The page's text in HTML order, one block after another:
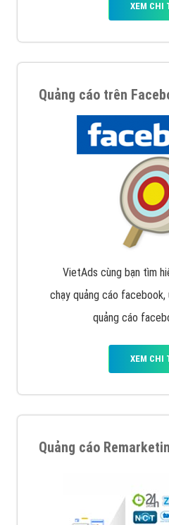
XEM CHI
Quảng cáo trên
VietAds cùng bạn tìm
chạy quảng cáo
quảng cáo
XEM CHI
Quảng cáo